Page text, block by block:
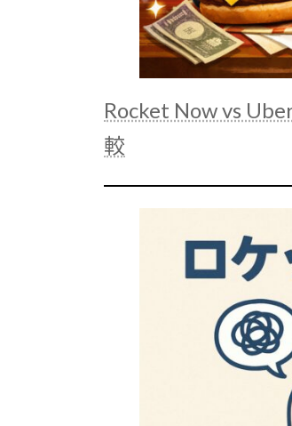
Rocket Now vs
較